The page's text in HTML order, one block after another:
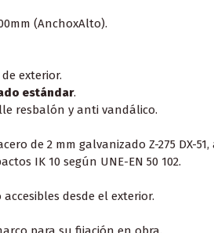
(AnchoxAlto).
exterior.
estándar.
resbalón y anti vandálico.
de 2 mm galvanizado Z-275 DX-51,
IK 10 según UNE-EN 50 102.
desde el exterior.